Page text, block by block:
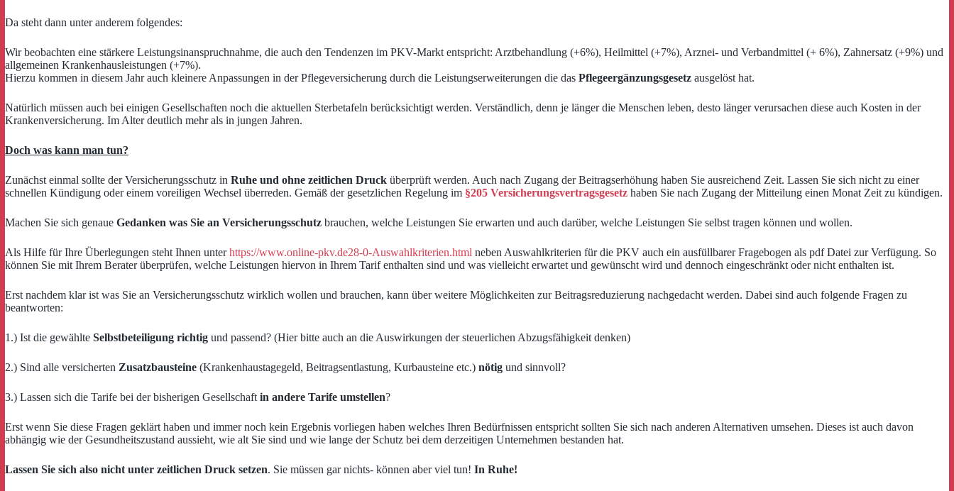
Da steht dann unter anderem folgendes:
Wir beobachten eine stärkere Leistungsinanspruchnahme, die auch den Tendenzen im PKV-Markt entspricht: Arztbehandlung (+6%), Heilmittel (+7%), Arznei- und Verbandmittel (+ 6%), Zahnersatz (+9%) und
allgemeinen Krankenhausleistungen (+7%).
Hierzu kommen in diesem Jahr auch kleinere Anpassungen in der Pflegeversicherung durch die Leistungserweiterungen die das Pflegeergänzungsgesetz ausgelöst hat.
Natürlich müssen auch bei einigen Gesellschaften noch die aktuellen Sterbetafeln berücksichtigt werden. Verständlich, denn je länger die Menschen leben, desto länger verursachen diese auch Kosten in der
Krankenversicherung. Im Alter deutlich mehr als in jungen Jahren.
Doch was kann man tun?
Zunächst einmal sollte der Versicherungsschutz in Ruhe und ohne zeitlichen Druck überprüft werden. Auch nach Zugang der Beitragserhöhung haben Sie ausreichend Zeit. Lassen Sie sich nicht zu einer
schnellen Kündigung oder einem voreiligen Wechsel überreden. Gemäß der gesetzlichen Regelung im §205 Versicherungsvertragsgesetz haben Sie nach Zugang der Mitteilung einen Monat Zeit zu kündigen.
Machen Sie sich genaue Gedanken was Sie an Versicherungsschutz brauchen, welche Leistungen Sie erwarten und auch darüber, welche Leistungen Sie selbst tragen können und wollen.
Als Hilfe für Ihre Überlegungen steht Ihnen unterhttps://www.online-pkv.de28-0-Auswahlkriterien.html neben Auswahlkriterien für die PKV auch ein ausfüllbarer Fragebogen als pdf Datei zur Verfügung. So
können Sie mit Ihrem Berater überprüfen, welche Leistungen hiervon in Ihrem Tarif enthalten sind und was vielleicht erwartet und gewünscht wird und dennoch eingeschränkt oder nicht enthalten ist.
Erst nachdem klar ist was Sie an Versicherungsschutz wirklich wollen und brauchen, kann über weitere Möglichkeiten zur Beitragsreduzierung nachgedacht werden. Dabei sind auch folgende Fragen zu
beantworten:
1.) Ist die gewählte Selbstbeteiligung richtig und passend? (Hier bitte auch an die Auswirkungen der steuerlichen Abzugsfähigkeit denken)
2.) Sind alle versicherten Zusatzbausteine (Krankenhaustagegeld, Beitragsentlastung, Kurbausteine etc.) nötig und sinnvoll?
3.) Lassen sich die Tarife bei der bisherigen Gesellschaft in andere Tarife umstellen?
Erst wenn Sie diese Fragen geklärt haben und immer noch kein Ergebnis vorliegen haben welches Ihren Bedürfnissen entspricht sollten Sie sich nach anderen Alternativen umsehen. Dieses ist auch davon
abhängig wie der Gesundheitszustand aussieht, wie alt Sie sind und wie lange der Schutz bei dem derzeitigen Unternehmen bestanden hat.
Lassen Sie sich also nicht unter zeitlichen Druck setzen. Sie müssen gar nichts- können aber viel tun! In Ruhe!